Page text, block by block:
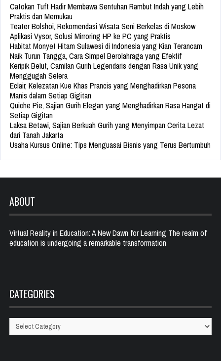
Catokan Tuft Hadir Membawa Sentuhan Rambut Indah yang Lebih
Praktis dan Memukau
Teater Bolshoi, Rekomendasi Wisata Seni Berkelas di Moskow
Aplikasi Vysor, Solusi Mirroring HP ke PC yang Praktis
Habitat Monyet Hitam Sulawesi di Indonesia yang Kian Terancam
Naik Turun Tangga, Cara Simpel Berolahraga yang Efektif
Keripik Belut, Camilan Gurih Legendaris dengan Rasa Unik yang
Menggugah Selera
Eclair, Kelezatan Kue Khas Prancis yang Menghadirkan Pesona
Manis dalam Setiap Gigitan
Quiche Pie, Sajian Gurih Elegan yang Menghadirkan Rasa Hangat di
Setiap Gigitan
Laksa Betawi, Sajian Berkuah Gurih yang Menyimpan Cerita Lezat
dari Tanah Jakarta
Usaha Kursus Online: Tips Menguasai Bisnis yang Terus Bertumbuh
ABOUT
Virtual Reality in Education: A New Dawn for Learning The realm of
education is undergoing a remarkable transformation
CATEGORIES
Categories